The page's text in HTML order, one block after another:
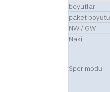
boyutlar
paket boyutu
NW / GW
Nakil
Spor modu